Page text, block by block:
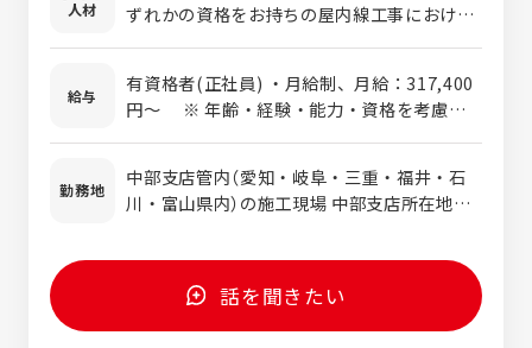
じて、現場のモチベーション・生産性を高め
ていく役割です。ゼネコンや工事業者、施主
など、様々な関係者との折衝も担当していた
だきます。 物件の規模は数百万円から数十億
す。入社2～3年は、社内のルールや関電工の
仕事のスタイルを学んでいただく期間と考え
り組んでください。
人材
ずれかの資格をお持ちの屋内線工事における
級電気工事施工管理技士 ※40歳以上の方は
「1級電気工事施工管理技士」保有が必須とな
ります。 ■歓迎条件 ・電気主任技術者第3種
の資格保持 ・現場代理人の経験のある方 ■
求める人材像 ・チャレンジ精神・好奇心旺盛
給与
有資格者(正社員) ・月給制、月給：317,400
円～ ※ 年齢・経験・能力・資格を考慮の
25歳/673万円、30歳/723万円、35歳/945
万円、40歳/1,026万円、45歳/1,123万円
験・資格により上下する可能性があります。
勤務地
中部支店管内（愛知・岐阜・三重・福井・石
川・富山県内）の施工現場 中部支店所在地：
6階 （最寄駅：伏見駅、徒歩5分） ※転勤：工
事対応で他県に出張の可能性有り（特に静
岡・長野県） 受動喫煙対策：屋内執務フロア
全面禁煙
話を聞きたい